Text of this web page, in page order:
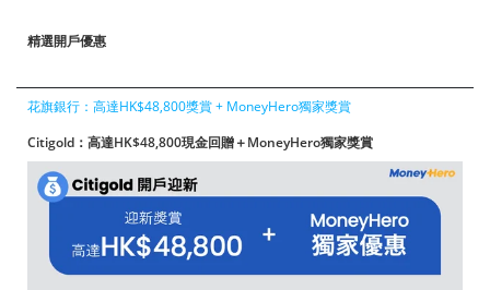
精選開戶優惠
花旗銀行：高達HK$48,800獎賞 + MoneyHero獨家獎賞
Citigold：高達HK$48,800現金回贈＋MoneyHero獨家獎賞